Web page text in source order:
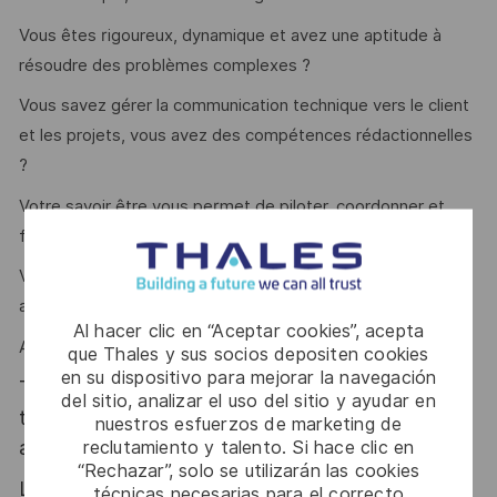
Al hacer clic en “Aceptar cookies”, acepta
que Thales y sus socios depositen cookies
en su dispositivo para mejorar la navegación
del sitio, analizar el uso del sitio y ayudar en
nuestros esfuerzos de marketing de
reclutamiento y talento. Si hace clic en
“Rechazar”, solo se utilizarán las cookies
Vous êtes rigoureux, dynamique et avez une aptitude à
résoudre des problèmes complexes ?
Vous savez gérer la communication technique vers le client
et les projets, vous avez des compétences rédactionnelles
?
Votre savoir être vous permet de piloter, coordonner et
fédérer les équipes de développement ?
Vous avez un esprit d’équipe et savez vous organiser en
autonomie ?
Alors ce poste est fait pour vous !
Thales, entreprise Handi-Engagée, reconnait
tous les talents. La diversité est notre meilleur
atout. Postulez et rejoignez nous !
Le poste pouvant nécessiter d'accéder à des